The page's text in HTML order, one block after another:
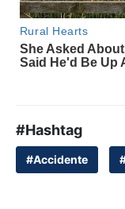
#Hashtag
#Accidente